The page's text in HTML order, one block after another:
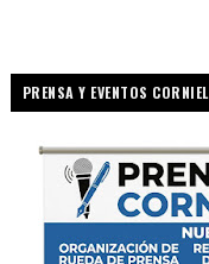
PRENSA Y EVENTOS CORNIEL